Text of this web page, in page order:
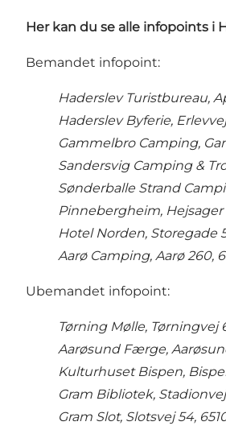
Her kan du se alle infopoints i
Bemandet infopoint:
Haderslev Turistbureau,
Haderslev Byferie,
Gammelbro Camping,
Sandersvig Camping &
Sønderballe Strand
Pinnebergheim, Hejsager
Hotel Norden, Storegade
Aarø Camping, Aarø 260,
Ubemandet infopoint:
Tørning Mølle, Tørningvej
Aarøsund Færge,
Kulturhuset Bispen,
Gram Bibliotek, Stadionvej
Gram Slot, Slotsvej 54,